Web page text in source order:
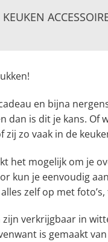
KEUKEN
en bijna
dan is dit je kans. Of
zij zo vaak in de
het mogelijk om je
kun je eenvoudig
zelf op met
zijn verkrijgbaar in
is gemaakt